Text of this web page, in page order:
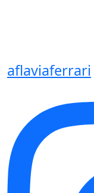
aflaviaferrari